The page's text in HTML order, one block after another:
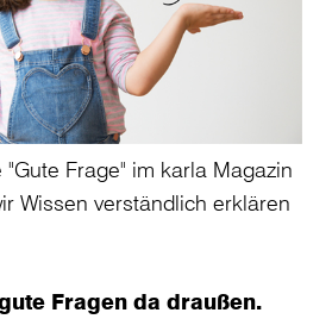
Frage" im karla Magazin
Wissen verständlich erklären
Fragen da draußen.